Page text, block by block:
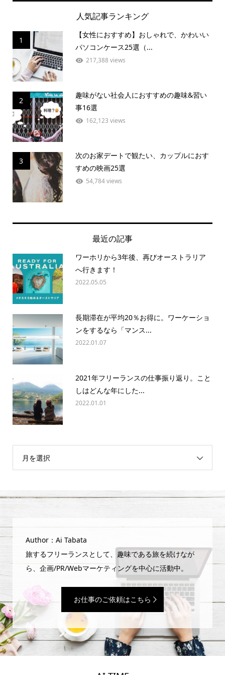
人気記事ランキング
1
【女性におすすめ】おしゃれで、かわいい
パソコンケース25選（...
217,388 views
2
趣味がない社会人におすすめの趣味&習い
事16選
162,123 views
3
次のお家デートで観たい、カップルにおす
すめの映画25選
54,784 views
最近の記事
ワーホリから3年後、再びオーストラリア
へ行きます！
2022.05.05
長期滞在が平均20％お得に。ワーケーショ
ンをするなら「マンス...
2022.01.07
2021年フリーランスの仕事振り返り。こと
しはどんな年にした...
2022.01.01
月を選択
Author：Ai Tabata
旅するフリーランスとして、趣味である旅を続けなが
ら、企画/PR/Webマーケティングを中心に活動中。
お仕事のご依頼はこちら